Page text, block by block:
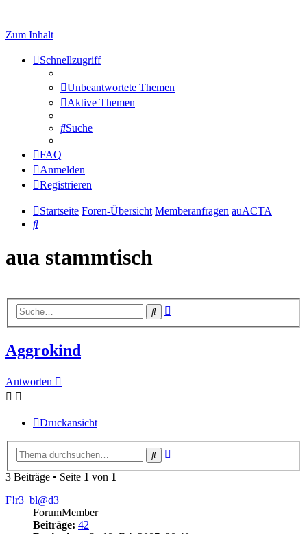
Zum Inhalt
Schnellzugriff
Unbeantwortete Themen
Aktive Themen
Suche
FAQ
Anmelden
Registrieren
Startseite Foren-Übersicht Memberanfragen auACTA
Suche
aua stammtisch
Suche
Aggrokind
Antworten
Druckansicht
Suche
3 Beiträge • Seite 1 von 1
F!r3_bl@d3
ForumMember
Beiträge: 42